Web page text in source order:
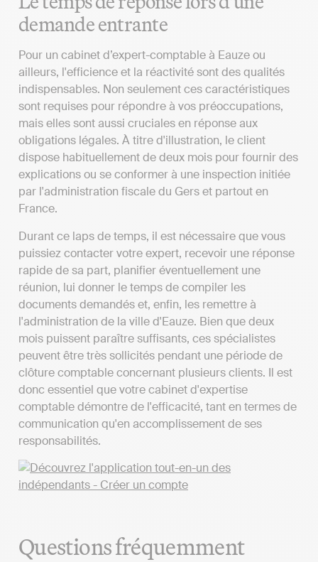
demande entrante
Pour un cabinet d’expert-comptable à Eauze ou
ailleurs, l'efficience et la réactivité sont des qualités
indispensables. Non seulement ces caractéristiques
sont requises pour répondre à vos préoccupations,
mais elles sont aussi cruciales en réponse aux
obligations légales. À titre d'illustration, le client
dispose habituellement de deux mois pour fournir des
explications ou se conformer à une inspection initiée
par l'administration fiscale du Gers et partout en
France.
Durant ce laps de temps, il est nécessaire que vous
puissiez contacter votre expert, recevoir une réponse
rapide de sa part, planifier éventuellement une
réunion, lui donner le temps de compiler les
documents demandés et, enfin, les remettre à
l'administration de la ville d'Eauze. Bien que deux
mois puissent paraître suffisants, ces spécialistes
peuvent être très sollicités pendant une période de
clôture comptable concernant plusieurs clients. Il est
donc essentiel que votre cabinet d'expertise
comptable démontre de l'efficacité, tant en termes de
communication qu'en accomplissement de ses
responsabilités.
Questions fréquemment